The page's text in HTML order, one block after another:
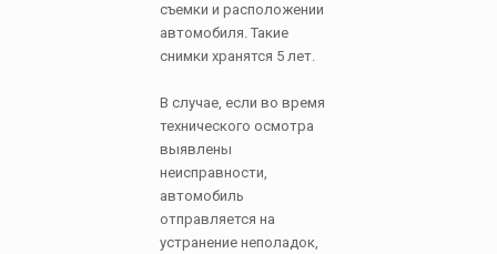
съемки и расположении
автомобиля. Такие
снимки хранятся 5 лет.
В случае, если во время
технического осмотра
выявлены
неисправности,
автомобиль
отправляется на
устранение неполадок,